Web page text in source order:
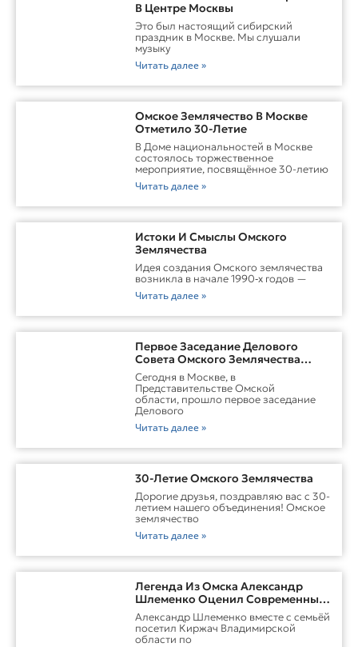
В Центре Москвы
Это был настоящий сибирский
праздник в Москве. Мы слушали
музыку
Читать далее »
Омское Землячество В Москве
Отметило 30-Летие
В Доме национальностей в Москве
состоялось торжественное
мероприятие, посвящённое 30-летию
Читать далее »
Истоки И Смыслы Омского
Землячества
Идея создания Омского землячества
возникла в начале 1990‑х годов —
Читать далее »
Первое Заседание Делового
Совета Омского Землячества
Прошло С Участием Губернатора
Омской Области
Сегодня в Москве, в
Представительстве Омской
области, прошло первое заседание
Делового
Читать далее »
30-Летие Омского Землячества
Дорогие друзья, поздравляю вас с 30-
летием нашего объединения! Омское
землячество
Читать далее »
Легенда Из Омска Александр
Шлеменко Оценил Современные
Заводы Холдинга «Русклимат» И
Перспективы ММА В Киржаче
Александр Шлеменко вместе с семьёй
посетил Киржач Владимирской
области по